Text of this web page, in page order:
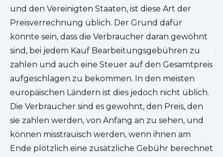
und den Vereinigten Staaten, ist diese Art der
Preisverrechnung üblich. Der Grund dafür
könnte sein, dass die Verbraucher daran gewöhnt
sind, bei jedem Kauf Bearbeitungsgebühren zu
zahlen und auch eine Steuer auf den Gesamtpreis
aufgeschlagen zu bekommen. In den meisten
europäischen Ländern ist dies jedoch nicht üblich.
Die Verbraucher sind es gewohnt, den Preis, den
sie zahlen werden, von Anfang an zu sehen, und
können misstrauisch werden, wenn ihnen am
Ende plötzlich eine zusätzliche Gebühr berechnet